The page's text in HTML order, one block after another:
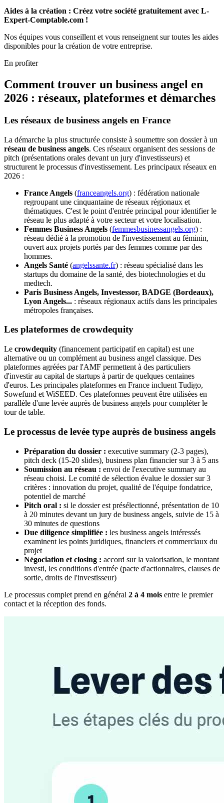
Aides à la création : Créez votre société gratuitement avec L-
Expert-Comptable.com !
Nos équipes vous conseillent et vous renseignent sur toutes les aides
disponibles pour la création de votre entreprise.
En profiter
Comment trouver un business angel en
2026 : réseaux, plateformes et démarches
Les réseaux de business angels en France
La démarche la plus structurée consiste à soumettre son dossier à un
réseau de business angels. Ces réseaux organisent des sessions de
pitch (présentations orales devant un jury d'investisseurs) et
structurent le processus d'investissement. Les principaux réseaux en
2026 :
France Angels (franceangels.org) : fédération nationale
regroupant une cinquantaine de réseaux régionaux et
thématiques. C'est le point d'entrée principal pour identifier le
réseau le plus adapté à votre secteur et votre localisation.
Femmes Business Angels (femmesbusinessangels.org) :
réseau dédié à la promotion de l'investissement au féminin,
ouvert aux projets portés par des femmes comme par des
hommes.
Angels Santé (angelssante.fr) : réseau spécialisé dans les
startups du domaine de la santé, des biotechnologies et du
medtech.
Paris Business Angels, Investessor, BADGE (Bordeaux),
Lyon Angels... : réseaux régionaux actifs dans les principales
métropoles françaises.
Les plateformes de crowdequity
Le crowdequity (financement participatif en capital) est une
alternative ou un complément au business angel classique. Des
plateformes agréées par l'AMF permettent à des particuliers
d'investir au capital de startups à partir de quelques centaines
d'euros. Les principales plateformes en France incluent Tudigo,
Sowefund et WiSEED. Ces plateformes peuvent être utilisées en
parallèle d'une levée auprès de business angels pour compléter le
tour de table.
Le processus de levée type auprès de business angels
Préparation du dossier : executive summary (2-3 pages),
pitch deck (15-20 slides), business plan financier sur 3 à 5 ans
Soumission au réseau : envoi de l'executive summary au
réseau choisi. Le comité de sélection évalue le dossier sur 3
critères : innovation du projet, qualité de l'équipe fondatrice,
potentiel de marché
Pitch oral : si le dossier est présélectionné, présentation de 10
à 20 minutes devant un jury de business angels, suivie de 15 à
30 minutes de questions
Due diligence simplifiée : les business angels intéressés
examinent les points juridiques, financiers et commerciaux du
projet
Négociation et closing : accord sur la valorisation, le montant
investi, les conditions d'entrée (pacte d'actionnaires, clauses de
sortie, droits de l'investisseur)
Le processus complet prend en général 2 à 4 mois entre le premier
contact et la réception des fonds.